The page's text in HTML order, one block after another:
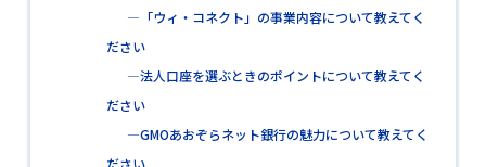
―「ウィ・コネクト」の事業内容について教えてく
ださい
―法人口座を選ぶときのポイントについて教えてく
ださい
―GMOあおぞらネット銀行の魅力について教えてく